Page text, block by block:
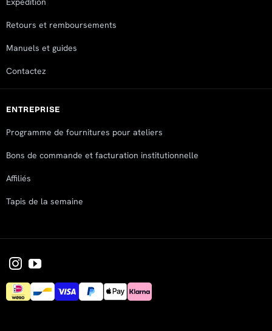
Retours et remboursements
Manuels et guides
Contactez
ENTREPRISE
Programme de fournitures pour ateliers
Bons de commande et facturation institutionnelle
Affiliés
Tapis de la semaine